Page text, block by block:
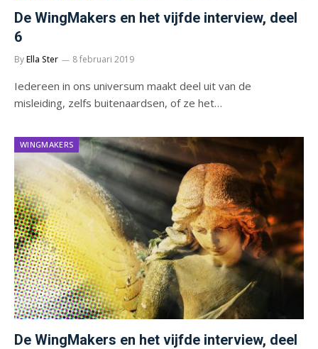
De WingMakers en het vijfde interview, deel
6
ByElla Ster 8 februari 2019
Iedereen in ons universum maakt deel uit van de
misleiding, zelfs buitenaardsen, of ze het…
WINGMAKERS
De WingMakers en het vijfde interview, deel